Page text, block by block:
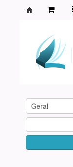
Agamenon